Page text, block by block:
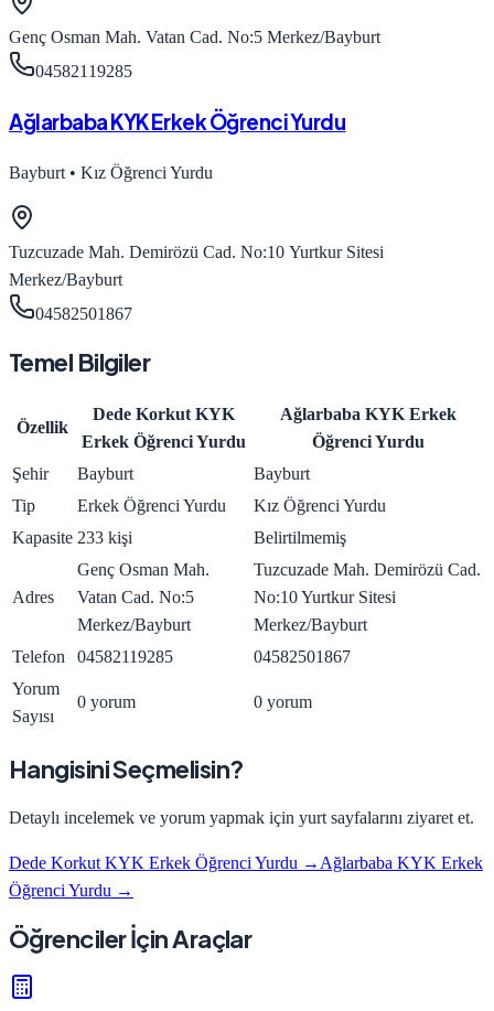
Genç Osman Mah. Vatan Cad. No:5 Merkez/Bayburt
04582119285
Ağlarbaba KYK Erkek Öğrenci Yurdu
Bayburt • Kız Öğrenci Yurdu
Tuzcuzade Mah. Demirözü Cad. No:10 Yurtkur Sitesi
Merkez/Bayburt
04582501867
Temel Bilgiler
Özellik
Dede Korkut KYK
Erkek Öğrenci Yurdu
Ağlarbaba KYK Erkek
Öğrenci Yurdu
Şehir
Bayburt
Bayburt
Tip
Erkek Öğrenci Yurdu
Kız Öğrenci Yurdu
Kapasite 233 kişi Belirtilmemiş
Adres
Genç Osman Mah.
Vatan Cad. No:5
Merkez/Bayburt
Tuzcuzade Mah. Demirözü Cad.
No:10 Yurtkur Sitesi
Merkez/Bayburt
Telefon
04582119285
04582501867
Yorum
Sayısı
0 yorum 0 yorum
Hangisini Seçmelisin?
Detaylı incelemek ve yorum yapmak için yurt sayfalarını ziyaret et.
Dede Korkut KYK Erkek Öğrenci Yurdu → Ağlarbaba KYK Erkek
Öğrenci Yurdu →
Öğrenciler İçin Araçlar